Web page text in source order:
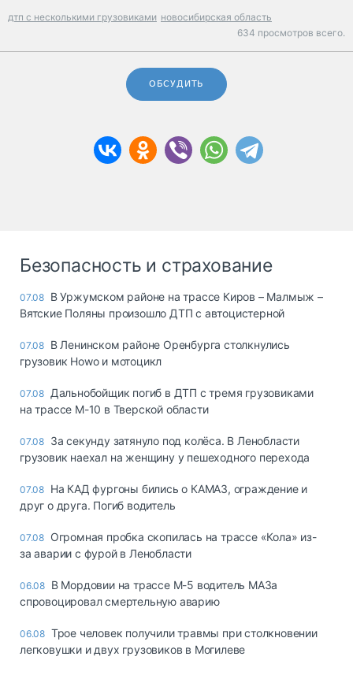
дтп с несколькими грузовиками новосибирская область
634 просмотров всего.
ОБСУДИТЬ
Безопасность и страхование
07.08 В Уржумском районе на трассе Киров – Малмыж –
Вятские Поляны произошло ДТП с автоцистерной
07.08 В Ленинском районе Оренбурга столкнулись
грузовик Howo и мотоцикл
07.08 Дальнобойщик погиб в ДТП с тремя грузовиками
на трассе М-10 в Тверской области
07.08 За секунду затянуло под колёса. В Ленобласти
грузовик наехал на женщину у пешеходного перехода
07.08 На КАД фургоны бились о КАМАЗ, ограждение и
друг о друга. Погиб водитель
07.08 Огромная пробка скопилась на трассе «Кола» из-
за аварии с фурой в Ленобласти
06.08 В Мордовии на трассе М-5 водитель МАЗа
спровоцировал смертельную аварию
06.08 Трое человек получили травмы при столкновении
легковушки и двух грузовиков в Могилеве